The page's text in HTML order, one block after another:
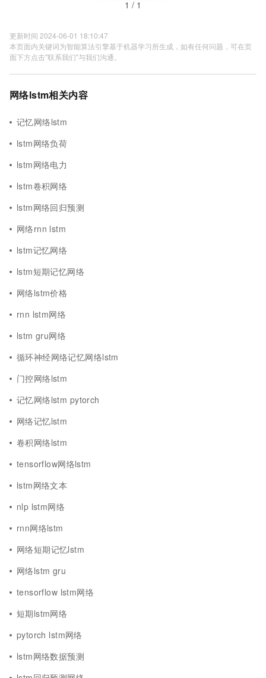
1 / 1
更新时间 2024-06-01 18:10:47
本页面内关键词为智能算法引擎基于机器学习所生成，如有任何问题，可在页
面下方点击"联系我们"与我们沟通。
网络lstm相关内容
记忆网络lstm
lstm网络负荷
lstm网络电力
lstm卷积网络
lstm网络回归预测
网络rnn lstm
lstm记忆网络
lstm短期记忆网络
网络lstm价格
rnn lstm网络
lstm gru网络
循环神经网络记忆网络lstm
门控网络lstm
记忆网络lstm pytorch
网络记忆lstm
卷积网络lstm
tensorflow网络lstm
lstm网络文本
nlp lstm网络
rnn网络lstm
网络短期记忆lstm
网络lstm gru
tensorflow lstm网络
短期lstm网络
pytorch lstm网络
lstm网络数据预测